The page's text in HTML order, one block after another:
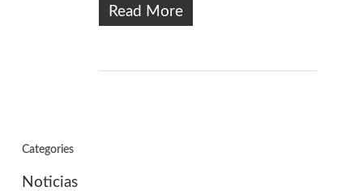
Read More
Categories
Noticias